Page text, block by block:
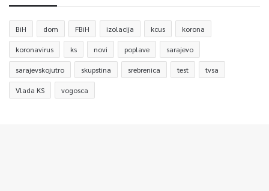
BiH dom FBiH izolacija kcus korona
koronavirus ks novi poplave sarajevo
sarajevskojutro skupstina srebrenica test tvsa
Vlada KS vogosca